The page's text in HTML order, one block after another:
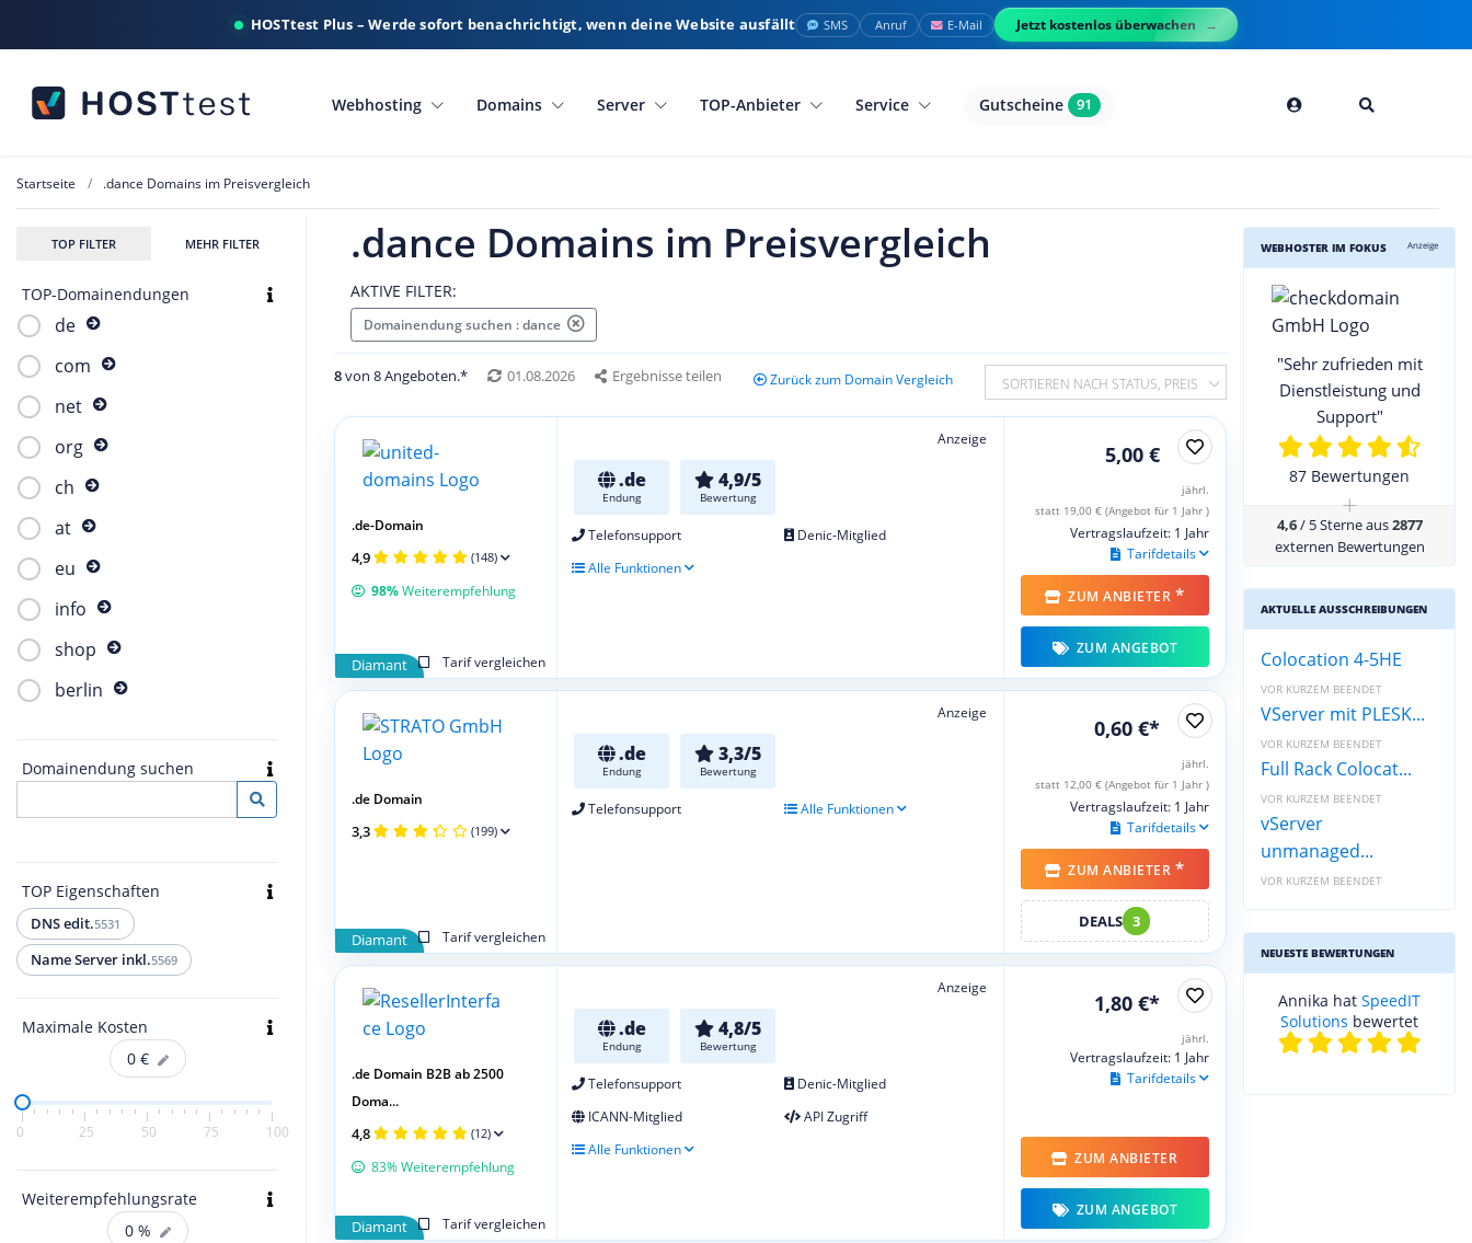
HOSTtest Plus – Werde sofort benachrichtigt, wenn deine Website ausfällt SMS Anruf E-Mail Jetzt kostenlos überwachen
Webhosting Domains Server TOP-Anbieter Service Gutscheine 91
Startseite .dance Domains im Preisvergleich
TOP FILTER MEHR FILTER
TOP-Domainendungen
de
com
net
org
ch
at
eu
info
shop
berlin
Domainendung suchen
TOP Eigenschaften
DNS edit.5531
Name Server inkl.5569
Maximale Kosten
0 €
0 25 50 75 100
Weiterempfehlungsrate
0 %
.dance Domains im Preisvergleich
AKTIVE FILTER:
Domainendung suchen : dance
8von 8 Angeboten.* 01.08.2026 Ergebnisse teilen Zurück zum Domain Vergleich SORTIEREN NACH STATUS, PREIS
Anzeige
.de
Endung
4,9/5
Bewertung
Telefonsupport
Denic-Mitglied
Alle Funktionen
Diamant Tarif vergleichen
.de-Domain
4,9 (148)
98%Weiterempfehlung
5,00 €
jährl.
statt 19,00 € (Angebot für 1 Jahr )
Vertragslaufzeit: 1 Jahr
Tarifdetails
ZUM ANBIETER *
ZUM ANGEBOT
Anzeige
.de
Endung
3,3/5
Bewertung
Telefonsupport Alle Funktionen
Diamant Tarif vergleichen
.de Domain
3,3 (199)
0,60 €*
jährl.
statt 12,00 € (Angebot für 1 Jahr )
Vertragslaufzeit: 1 Jahr
Tarifdetails
ZUM ANBIETER *
DEALS 3
Anzeige
.de
Endung
4,8/5
Bewertung
Telefonsupport
Denic-Mitglied
ICANN-Mitglied
API Zugriff
Alle Funktionen
Diamant Tarif vergleichen
.de Domain B2B ab 2500
Doma...
4,8 (12)
83% Weiterempfehlung
1,80 €*
jährl.
Vertragslaufzeit: 1 Jahr
Tarifdetails
ZUM ANBIETER
ZUM ANGEBOT
WEBHOSTER IM FOKUS Anzeige
"Sehr zufrieden mit
Dienstleistung und
Support"
87 Bewertungen
+
4,6/ 5 Sterne aus2877
externen Bewertungen
AKTUELLE AUSSCHREIBUNGEN
Colocation 4-5HE
VOR KURZEM BEENDET
VServer mit PLESK...
VOR KURZEM BEENDET
Full Rack Colocat...
VOR KURZEM BEENDET
vServer
unmanaged...
VOR KURZEM BEENDET
NEUESTE BEWERTUNGEN
Annika hat SpeedIT
Solutions bewertet